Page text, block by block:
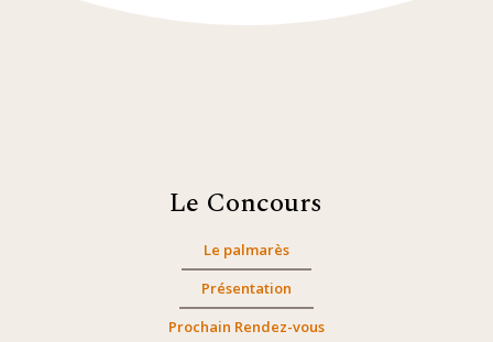
Le Concours
Le palmarès
Présentation
Prochain Rendez-vous